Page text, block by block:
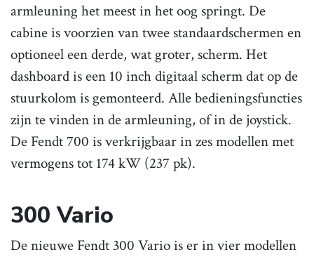
armleuning het meest in het oog springt. De
cabine is voorzien van twee standaardschermen en
optioneel een derde, wat groter, scherm. Het
dashboard is een 10 inch digitaal scherm dat op de
stuurkolom is gemonteerd. Alle bedieningsfuncties
zijn te vinden in de armleuning, of in de joystick.
De Fendt 700 is verkrijgbaar in zes modellen met
vermogens tot 174 kW (237 pk).
300 Vario
De nieuwe Fendt 300 Vario is er in vier modellen